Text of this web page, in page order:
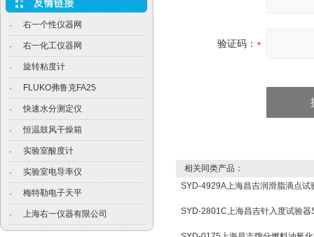
· 右一个性仪器网
· 右一化工仪器网
· 旋转粘度计
· FLUKO弗鲁克FA25
· 快速水分测定仪
· 恒温鼓风干燥箱
· 实验室酸度计
· 实验室电导率仪
· 梅特勒电子天平
· 上海右一仪器有限公司
验证码：
相关同类产品：
SYD-4929A上海昌吉润滑脂滴点
SYD-2801C上海昌吉针入度试验